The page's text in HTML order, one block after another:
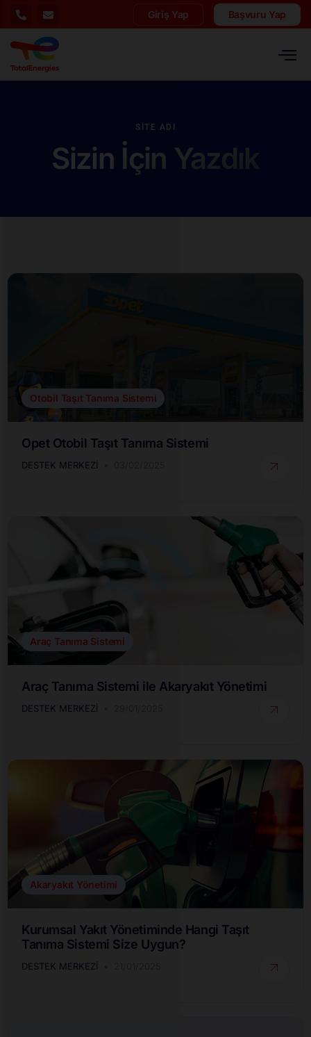
Giriş Yap Başvuru Yap
SITE ADI
Sizin İçin Yazdık
Otobil Taşıt Tanıma Sistemi
Opet Otobil Taşıt Tanıma Sistemi
DESTEK MERKEZI
Araç Tanıma Sistemi
Araç Tanıma Sistemi ile Akaryakıt Yönetimi
DESTEK MERKEZI
Akaryakıt Yönetimi
Kurumsal Yakıt Yönetiminde Hangi Taşıt
Tanıma Sistemi Size Uygun?
DESTEK MERKEZI